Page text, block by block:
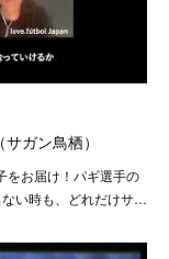
ガン鳥栖）
をお届け！パギ選手の
い時も、どれだけサ…